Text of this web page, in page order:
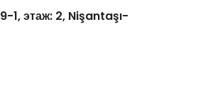
1, этаж: 2, Nişantaşı-